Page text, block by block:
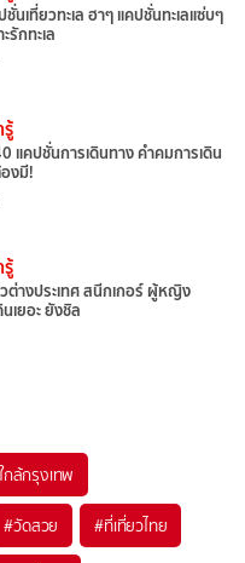
นเที่ยวทะเล ฮาๆ แคปชั่นทะเลแซ่บๆ
รักทะเล
แคปชั่นการเดินทาง คำคมการเดิน
งมี!
วต่างประเทศ สนีกเกอร์ ผู้หญิง
เยอะ ยังชิล
กล้กรุงเทพ
#วัดสวย #ที่เที่ยวไทย